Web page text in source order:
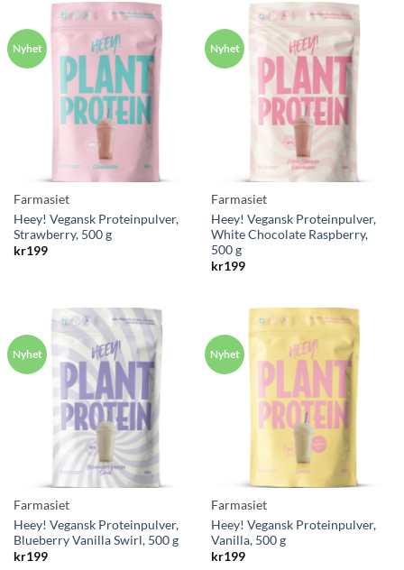
Farmasiet
Heey! Vegansk Proteinpulver,
Strawberry, 500 g
kr199
Farmasiet
Heey! Vegansk Proteinpulver,
White Chocolate Raspberry,
500 g
kr199
Farmasiet
Heey! Vegansk Proteinpulver,
Blueberry Vanilla Swirl, 500 g
kr199
Farmasiet
Heey! Vegansk Proteinpulver,
Vanilla, 500 g
kr199